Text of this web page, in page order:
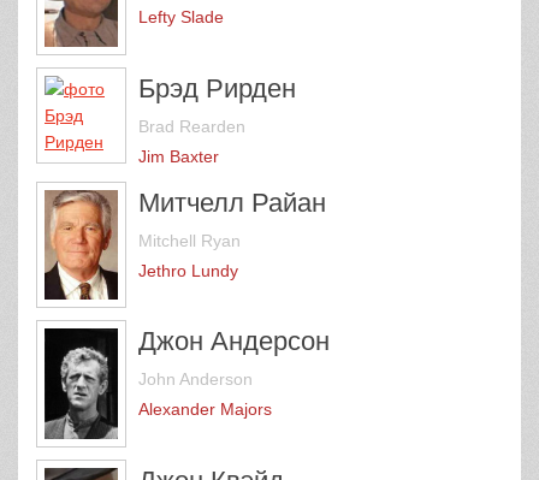
Lefty Slade
Брэд Рирден
Brad Rearden
Jim Baxter
Митчелл Райан
Mitchell Ryan
Jethro Lundy
Джон Андерсон
John Anderson
Alexander Majors